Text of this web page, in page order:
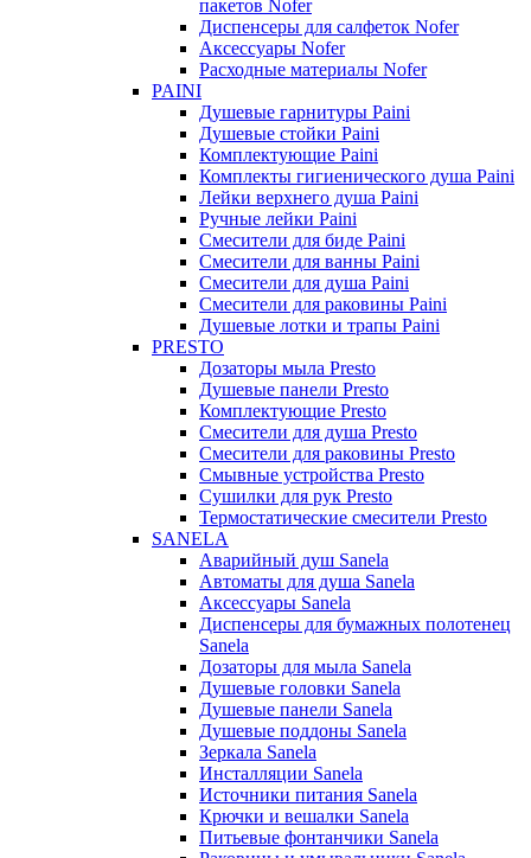
пакетов Nofer
Диспенсеры для салфеток Nofer
Аксессуары Nofer
Расходные материалы Nofer
PAINI
Душевые гарнитуры Paini
Душевые стойки Paini
Комплектующие Paini
Комплекты гигиенического душа Paini
Лейки верхнего душа Paini
Ручные лейки Paini
Смесители для биде Paini
Смесители для ванны Paini
Смесители для душа Paini
Смесители для раковины Paini
Душевые лотки и трапы Paini
PRESTO
Дозаторы мыла Presto
Душевые панели Presto
Комплектующие Presto
Смесители для душа Presto
Смесители для раковины Presto
Смывные устройства Presto
Сушилки для рук Presto
Термостатические смесители Presto
SANELA
Аварийный душ Sanela
Автоматы для душа Sanela
Аксессуары Sanela
Диспенсеры для бумажных полотенец
Sanela
Дозаторы для мыла Sanela
Душевые головки Sanela
Душевые панели Sanela
Душевые поддоны Sanela
Зеркала Sanela
Инсталляции Sanela
Источники питания Sanela
Крючки и вешалки Sanela
Питьевые фонтанчики Sanela